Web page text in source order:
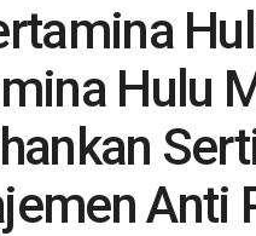
Hulu
Anti